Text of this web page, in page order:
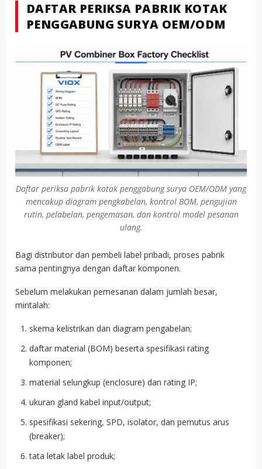
DAFTAR PERIKSA PABRIK KOTAK
PENGGABUNG SURYA OEM/ODM
Daftar periksa pabrik kotak penggabung surya OEM/ODM yang
mencakup diagram pengkabelan, kontrol BOM, pengujian
rutin, pelabelan, pengemasan, dan kontrol model pesanan
ulang.
Bagi distributor dan pembeli label pribadi, proses pabrik
sama pentingnya dengan daftar komponen.
Sebelum melakukan pemesanan dalam jumlah besar,
mintalah:
skema kelistrikan dan diagram pengabelan;
daftar material (BOM) beserta spesifikasi rating
komponen;
material selungkup (enclosure) dan rating IP;
ukuran gland kabel input/output;
spesifikasi sekering, SPD, isolator, dan pemutus arus
(breaker);
tata letak label produk;